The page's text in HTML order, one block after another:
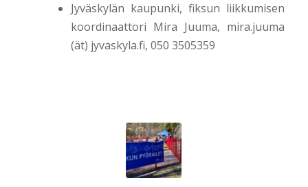
Jyväskylän kaupunki, fiksun liikkumisen
koordinaattori Mira Juuma, mira.juuma
(ät) jyvaskyla.fi, 050 3505359